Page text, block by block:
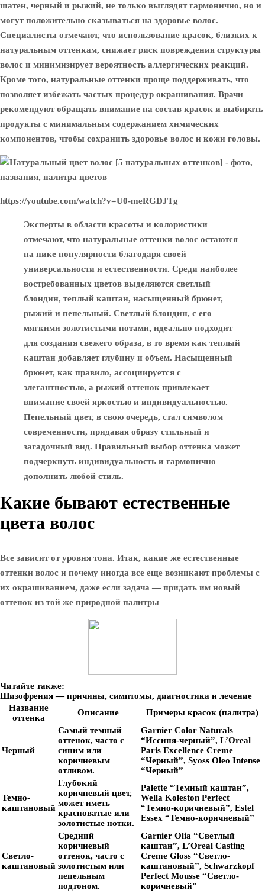
шатен, черный и рыжий, не только выглядят гармонично, но и
могут положительно сказываться на здоровье волос.
Специалисты отмечают, что использование красок, близких к
натуральным оттенкам, снижает риск повреждения структуры
волос и минимизирует вероятность аллергических реакций.
Кроме того, натуральные оттенки проще поддерживать, что
позволяет избежать частых процедур окрашивания. Врачи
рекомендуют обращать внимание на состав красок и выбирать
продукты с минимальным содержанием химических
компонентов, чтобы сохранить здоровье волос и кожи головы.
https://youtube.com/watch?v=U0-meRGDJTg
Эксперты в области красоты и колористики
отмечают, что натуральные оттенки волос остаются
на пике популярности благодаря своей
универсальности и естественности. Среди наиболее
востребованных цветов выделяются светлый
блондин, теплый каштан, насыщенный брюнет,
рыжий и пепельный. Светлый блондин, с его
мягкими золотистыми нотами, идеально подходит
для создания свежего образа, в то время как теплый
каштан добавляет глубину и объем. Насыщенный
брюнет, как правило, ассоциируется с
элегантностью, а рыжий оттенок привлекает
внимание своей яркостью и индивидуальностью.
Пепельный цвет, в свою очередь, стал символом
современности, придавая образу стильный и
загадочный вид. Правильный выбор оттенка может
подчеркнуть индивидуальность и гармонично
дополнить любой стиль.
Какие бывают естественные
цвета волос
Все зависит от уровня тона. Итак, какие же естественные
оттенки волос и почему иногда все еще возникают проблемы с
их окрашиванием, даже если задача — придать им новый
оттенок из той же природной палитры
Читайте также:
Шизофрения — причины, симптомы, диагностика и лечение
Название
оттенка
Описание Примеры красок (палитра)
Черный
Самый темный
оттенок, часто с
синим или
коричневым
отливом.
Garnier Color Naturals
“Иссиня-черный”, L’Oreal
Paris Excellence Creme
“Черный”, Syoss Oleo Intense
“Черный”
Темно-
каштановый
Глубокий
коричневый цвет,
может иметь
красноватые или
золотистые нотки.
Palette “Темный каштан”,
Wella Koleston Perfect
“Темно-коричневый”, Estel
Essex “Темно-коричневый”
Светло-
каштановый
Средний
коричневый
оттенок, часто с
золотистым или
пепельным
подтоном.
Garnier Olia “Светлый
каштан”, L’Oreal Casting
Creme Gloss “Светло-
каштановый”, Schwarzkopf
Perfect Mousse “Светло-
коричневый”